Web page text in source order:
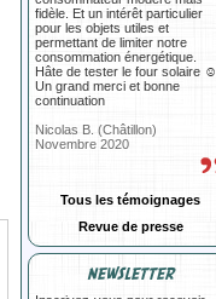
fidèle. Et un intérêt particulier
pour les objets utiles et
permettant de limiter notre
consommation énergétique.
Hâte de tester le four solaire ☺️
Un grand merci et bonne
continuation
Nicolas B. (Châtillon)
Novembre 2020
Tous les témoignages
Revue de presse
NEWSLETTER